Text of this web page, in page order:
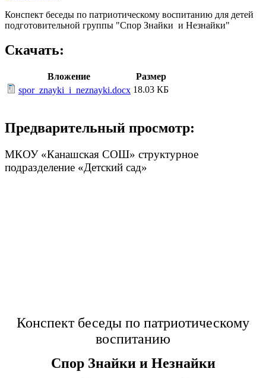
Конспект беседы по патриотическому воспитанию для детей
подготовительной группы "Спор Знайки и Незнайки"
Скачать:
Вложение
Размер
spor_znayki_i_neznayki.docx 18.03 КБ
Предварительный просмотр:
МКОУ «Канашская СОШ» структурное
подразделение «Детский сад»
Конспект беседы по патриотическому
воспитанию
Спор Знайки и Незнайки